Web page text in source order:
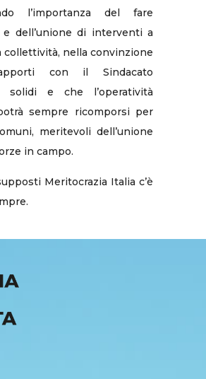
l’importanza del fare
dell’unione di interventi a
collettività, nella convinzione
con il Sindacato
solidi e che l’operatività
sempre ricomporsi per
meritevoli dell’unione
in campo.
Meritocrazia Italia c’è